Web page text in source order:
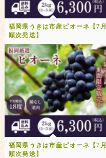
福岡県うきは市産ピオーネ【7月
順次発送】
福岡県うきは市産ピオーネ【7月
順次発送】